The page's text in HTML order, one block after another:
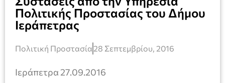
Πολιτικής Προστασίας του Δήμου
Ιεράπετρας
Πολιτική Προστασία 28 Σεπτεμβρίου, 2016
Ιεράπετρα 27.09.2016